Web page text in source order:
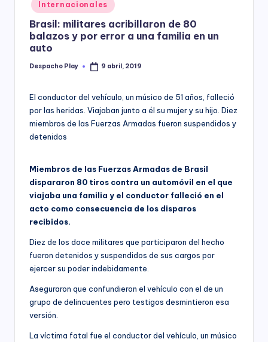
y
in
Internacionales
Brasil: militares acribillaron de 80
balazos y por error a una familia en un
auto
Posted
Despacho Play 9 abril, 2019
El conductor del vehículo, un músico de 51 años, falleció
por las heridas. Viajaban junto a él su mujer y su hijo. Diez
miembros de las Fuerzas Armadas fueron suspendidos y
detenidos
Miembros de las Fuerzas Armadas de Brasil
dispararon 80 tiros contra un automóvil en el que
viajaba una familia y el conductor falleció en el
acto como consecuencia de los disparos
recibidos.
Diez de los doce militares que participaron del hecho
fueron detenidos y suspendidos de sus cargos por
ejercer su poder indebidamente.
Aseguraron que confundieron el vehículo con el de un
grupo de delincuentes pero testigos desmintieron esa
versión.
La víctima fatal fue el conductor del vehículo, un músico